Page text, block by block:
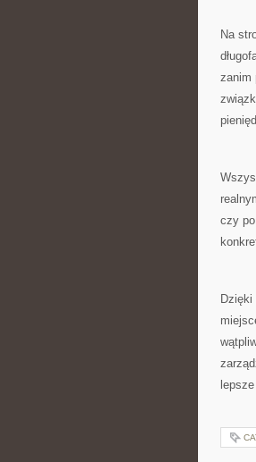
Na
zanim
czy